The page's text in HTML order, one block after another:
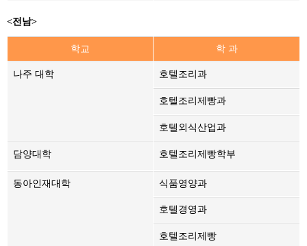
<전남>
학교 학 과
나주 대학 호텔조리과
호텔조리제빵과
호텔외식산업과
담양대학 호텔조리제빵학부
동아인재대학 식품영양과
호텔경영과
호텔조리제빵